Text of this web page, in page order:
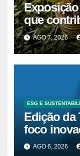
que
nos 62%
AGO 7, 2026
ESG E
Edição da
foco
AGO 6, 2026